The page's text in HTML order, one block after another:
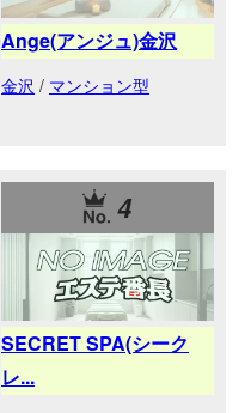
Ange(アンジュ)金沢
金沢 / マンション型
4
SECRET SPA(シーク
レ...